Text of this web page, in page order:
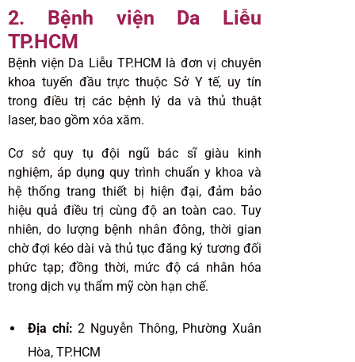
2. Bệnh viện Da Liễu
TP.HCM
Bệnh viện Da Liễu TP.HCM là đơn vị chuyên
khoa tuyến đầu trực thuộc Sở Y tế, uy tín
trong điều trị các bệnh lý da và thủ thuật
laser, bao gồm xóa xăm.
Cơ sở quy tụ đội ngũ bác sĩ giàu kinh
nghiệm, áp dụng quy trình chuẩn y khoa và
hệ thống trang thiết bị hiện đại, đảm bảo
hiệu quả điều trị cùng độ an toàn cao. Tuy
nhiên, do lượng bệnh nhân đông, thời gian
chờ đợi kéo dài và thủ tục đăng ký tương đối
phức tạp; đồng thời, mức độ cá nhân hóa
trong dịch vụ thẩm mỹ còn hạn chế.
Địa chỉ: 2 Nguyễn Thông, Phường Xuân
Hòa, TP.HCM